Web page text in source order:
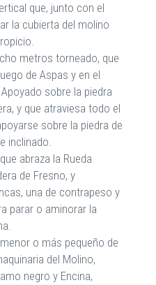
que, junto con el
la cubierta del molino
metros torneado, que
de Aspas y en el
sobre la piedra
y que atraviesa todo el
sobre la piedra de
inclinado.
abraza la Rueda
de Fresno, y
una de contrapeso y
parar o aminorar la
o más pequeño de
del Molino,
negro y Encina,